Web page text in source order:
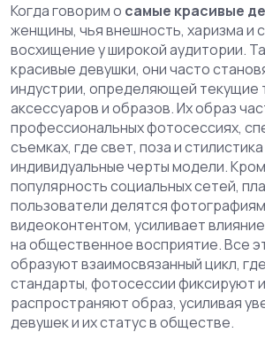
Когда говорим о самые красивые
женщины, чья внешность, харизма и
восхищение у широкой аудитории.
красивые девушки, они часто
индустрии, определяющей текущие
аксессуаров и образов. Их образ
профессиональныхфотосессиях,
съемках, где свет, поза и
индивидуальные черты модели.
популярностьсоциальных сетей,
пользователи делятся
видеоконтентом, усиливает
на общественное восприятие. Все
образуют взаимосвязанный цикл,
стандарты, фотосессии фиксируют
распространяют образ, усиливая
девушек и их статус в обществе.